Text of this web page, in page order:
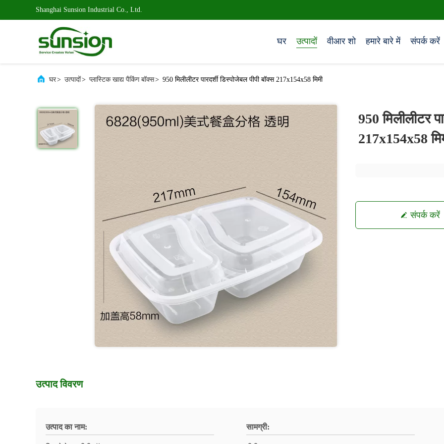
Shanghai Sunsion Industrial Co., Ltd.
घर उत्पादों वीआर शो हमारे बारे में संपर्क करें
घर> उत्पादों> प्लास्टिक खाद्य पैकिंग बॉक्स> 950 मिलीलीटर पारदर्शी डिस्पोजेबल पीपी बॉक्स 217x154x58 मिमी
950 मिलीलीटर
217x154x58
संपर्क करें
उत्पाद विवरण
उत्पाद का नाम: सामग्री: